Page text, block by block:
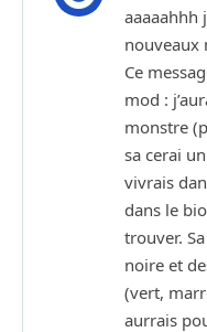
aaaaahhh
nouveaux
Ce
mod :
monstre
sa cerai
vivrais
dans le
trouver.
noire et
(vert,
aurrais